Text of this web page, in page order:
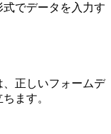
でデータを入力す
正しいフォームデ
ます。